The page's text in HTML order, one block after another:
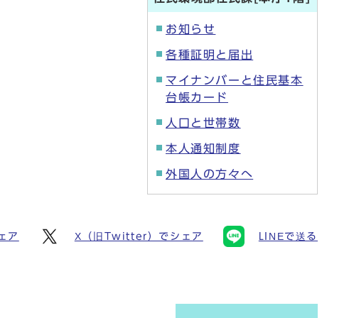
お知らせ
各種証明と届出
マイナンバーと住民基本
台帳カード
人口と世帯数
本人通知制度
外国人の方々へ
ア X（旧Twitter）でシェア LINEで送る